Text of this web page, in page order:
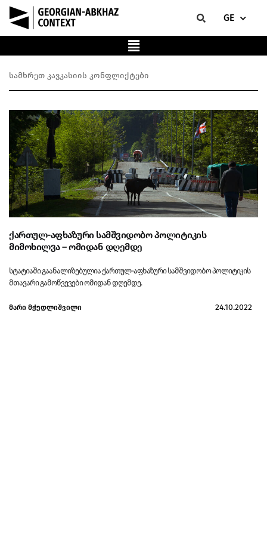
GE
სამხრეთ კავკასიის კონფლიქტები
ქართულ-აფხაზური სამშვიდობო პოლიტიკის
მიმოხილვა – ომიდან დღემდე
სტატიაში გაანალიზებულია ქართულ-აფხაზური სამშვიდობო პოლიტიკის
მთავარი გამოწვევები ომიდან დღემდე.
მარი მჭედლიშვილი 24.10.2022